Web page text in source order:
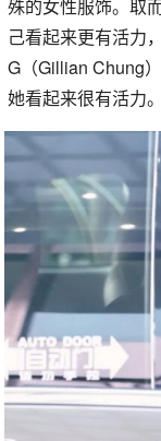
殊的女性服饰。取
己看起来更有活力
G（Gillian Chung
她看起来很有活力。